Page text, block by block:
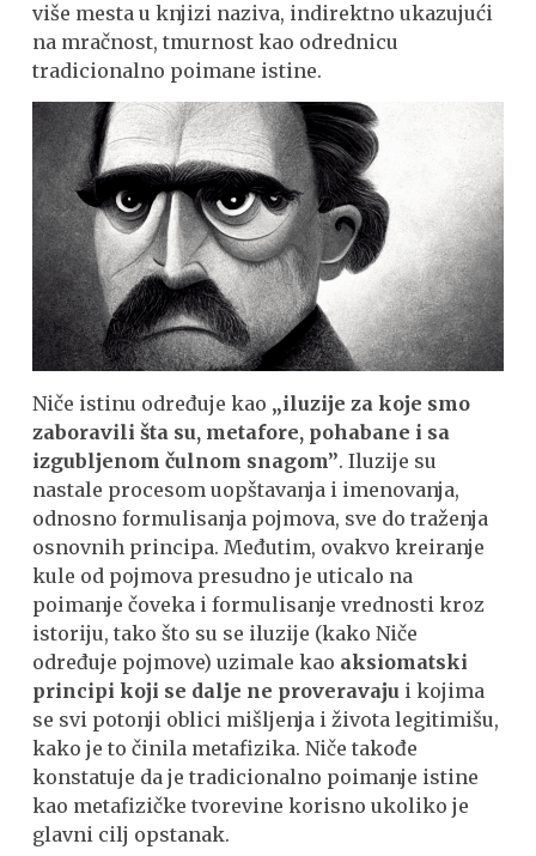
više mesta u knjizi naziva, indirektno ukazujući
na mračnost, tmurnost kao odrednicu
tradicionalno poimane istine.
Niče istinu određuje kao „iluzije za koje smo
zaboravili šta su, metafore, pohabane i sa
izgubljenom čulnom snagom”. Iluzije su
nastale procesom uopštavanja i imenovanja,
odnosno formulisanja pojmova, sve do traženja
osnovnih principa. Međutim, ovakvo kreiranje
kule od pojmova presudno je uticalo na
poimanje čoveka i formulisanje vrednosti kroz
istoriju, tako što su se iluzije (kako Niče
određuje pojmove) uzimale kao aksiomatski
principi koji se dalje ne proveravaju i kojima
se svi potonji oblici mišljenja i života legitimišu,
kako je to činila metafizika. Niče takođe
konstatuje da je tradicionalno poimanje istine
kao metafizičke tvorevine korisno ukoliko je
glavni cilj opstanak.